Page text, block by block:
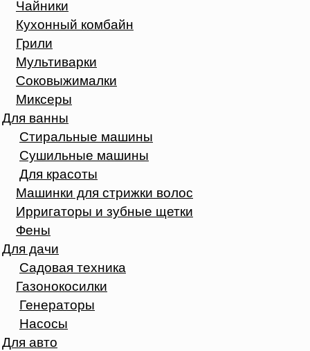
Чайники
Кухонный комбайн
Грили
Мультиварки
Соковыжималки
Миксеры
Для ванны
Стиральные машины
Сушильные машины
Для красоты
Машинки для стрижки волос
Ирригаторы и зубные щетки
Фены
Для дачи
Садовая техника
Газонокосилки
Генераторы
Насосы
Для авто